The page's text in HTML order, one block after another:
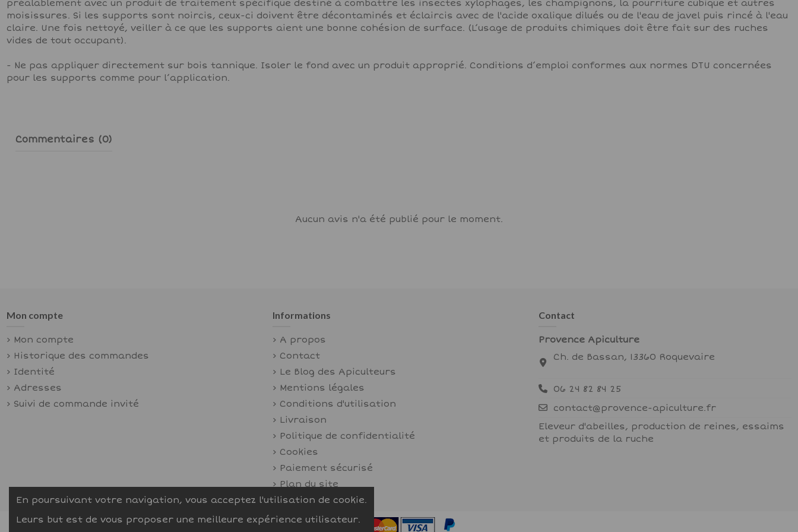
préalablement avec un produit de traitement spécifique destiné à combattre les insectes xylophages, les champignons, la pourriture cubique et autres
moisissures. Si les supports sont noircis, ceux-ci doivent être décontaminés et éclaircis avec de l'acide oxalique dilués ou de l'eau de javel puis rincé à l'eau
claire. Une fois nettoyé, veiller à ce que les supports aient une bonne cohésion de surface. (L’usage de produits chimiques doit être fait sur des ruches
vides de tout occupant).
- Ne pas appliquer directement sur bois tannique. Isoler le fond avec un produit approprié. Conditions d’emploi conformes aux normes DTU concernées
pour les supports comme pour l’application.
Commentaires (0)
Aucun avis n'a été publié pour le moment.
Mon compte
Mon compte
Historique des commandes
Identité
Adresses
Suivi de commande invité
Informations
A propos
Contact
Le Blog des Apiculteurs
Mentions légales
Conditions d'utilisation
Livraison
Politique de confidentialité
Cookies
Paiement sécurisé
Plan du site
Contact
Provence Apiculture
Ch. de Bassan, 13360 Roquevaire
06 24 82 84 25
contact@provence-apiculture.fr
Eleveur d'abeilles, production de reines, essaims
et produits de la ruche
En poursuivant votre navigation, vous acceptez l'utilisation de cookie.
Leurs but est de vous proposer une meilleure expérience utilisateur.